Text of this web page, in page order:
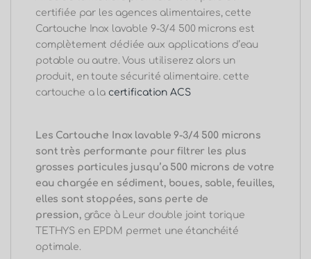
eau chargée en sédiment, boues, sable, feuilles,
elles sont stoppées, sans perte de
pression,grâce à Leur double joint torique
TETHYS en EPDM permet une étanchéité
optimale.
pratique et très utilisé dans la filtration des
eaux de forages, de jardin, et de pluie avec sa
capacité de filtration de 500 microns. Elles
éliminent les plus larges particules et peuvent
être facilement réutilisées. Vous pouvez les
nettoyer avec votre jet d’eau.